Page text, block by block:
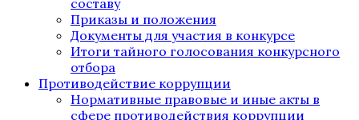
составу
Приказы и положения
Документы для участия в конкурсе
Итоги тайного голосования конкурсного
отбора
Противодействие коррупции
Нормативные правовые и иные акты в
сфере противодействия коррупции